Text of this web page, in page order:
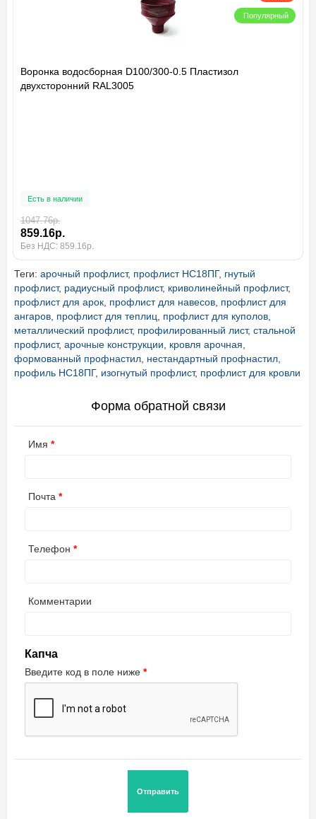
Популярный
Воронка водосборная D100/300-0.5 Пластизол
двухсторонний RAL3005
Есть в наличии
1047.76р.
859.16р.
Без НДС: 859.16р.
Теги: арочный профлист, профлист НС18ПГ, гнутый
профлист, радиусный профлист, криволинейный профлист,
профлист для арок, профлист для навесов, профлист для
ангаров, профлист для теплиц, профлист для куполов,
металлический профлист, профилированный лист, стальной
профлист, арочные конструкции, кровля арочная,
формованный профнастил, нестандартный профнастил,
профиль НС18ПГ, изогнутый профлист, профлист для кровли
Форма обратной связи
Имя
Почта
Телефон
Комментарии
Капча
Введите код в поле ниже